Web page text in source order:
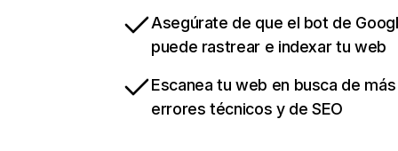
Asegúrate de que el bot de
puede rastrear e indexar tu web
Escanea tu web en busca de
errores técnicos y de SEO